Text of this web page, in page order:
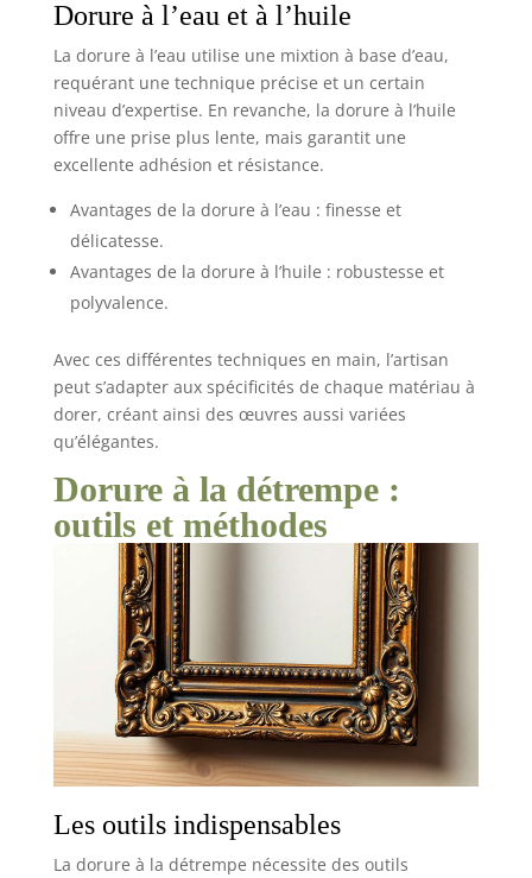
Dorure à l’eau et à l’huile
La dorure à l’eau utilise une mixtion à base d’eau,
requérant une technique précise et un certain
niveau d’expertise. En revanche, la dorure à l’huile
offre une prise plus lente, mais garantit une
excellente adhésion et résistance.
Avantages de la dorure à l’eau : finesse et
délicatesse.
Avantages de la dorure à l’huile : robustesse et
polyvalence.
Avec ces différentes techniques en main, l’artisan
peut s’adapter aux spécificités de chaque matériau à
dorer, créant ainsi des œuvres aussi variées
qu’élégantes.
Dorure à la détrempe :
outils et méthodes
Les outils indispensables
La dorure à la détrempe nécessite des outils